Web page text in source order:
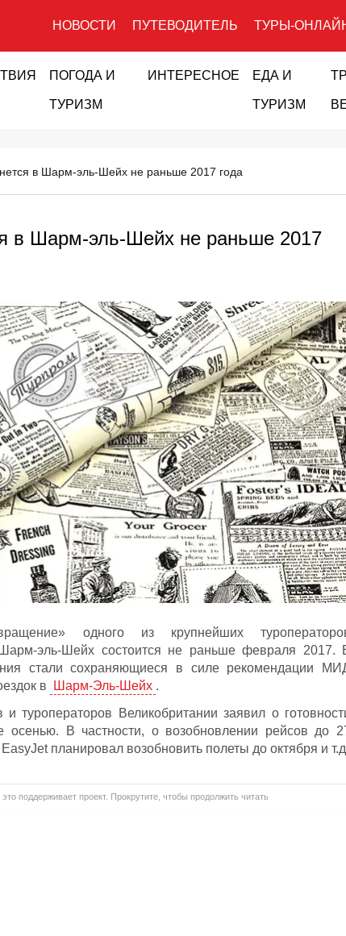
НОВОСТИ ПУТЕВОДИТЕЛЬ ТУРЫ-
ПОГОДА И
ТУРИЗМ
ИНТЕРЕСНОЕ ЕДА И
ТУРИЗМ
в Шарм-эль-Шейх не раньше 2017 года
в Шарм-эль-Шейх не раньше 2017
одного из крупнейших
эль-Шейх состоится не раньше февраля 2017.
стали сохраняющиеся в силе рекомендации
в
Шарм-Эль-Шейх .
туроператоров Великобритании заявил о
осенью. В частности, о возобновлении рейсов до
планировал возобновить полеты до октября и
поддерживает проект. Прокрутите, чтобы продолжить читать